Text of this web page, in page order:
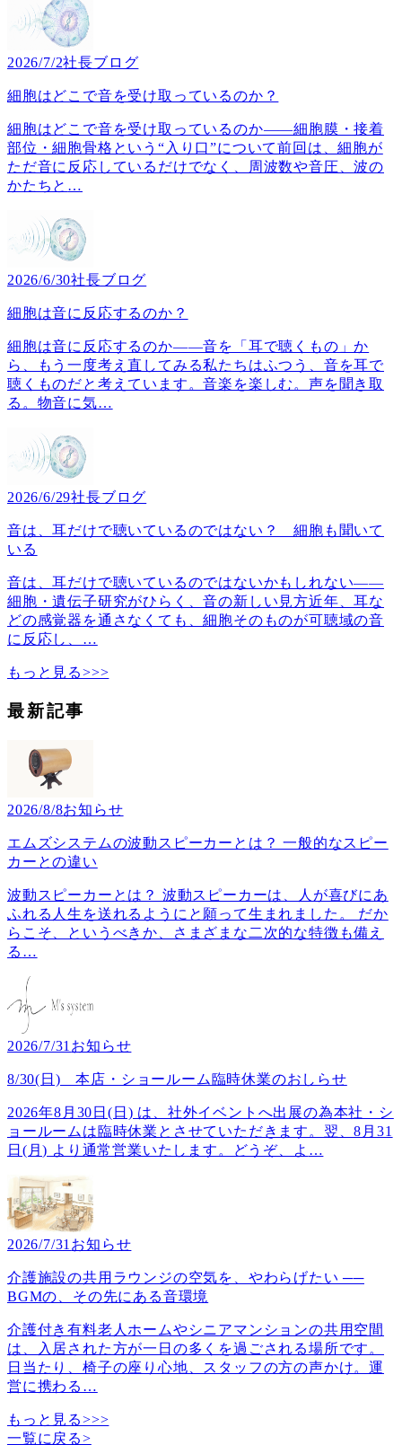
2026/7/2社長ブログ
細胞はどこで音を受け取っているのか？
細胞はどこで音を受け取っているのか――細胞膜・接着
部位・細胞骨格という“入り口”について前回は、細胞が
ただ音に反応しているだけでなく、周波数や音圧、波の
かたちと …
2026/6/30社長ブログ
細胞は音に反応するのか？
細胞は音に反応するのか――音を「耳で聴くもの」か
ら、もう一度考え直してみる私たちはふつう、音を耳で
聴くものだと考えています。音楽を楽しむ。声を聞き取
る。物音に気…
2026/6/29社長ブログ
音は、耳だけで聴いているのではない？ 細胞も聞いて
いる
音は、耳だけで聴いているのではないかもしれない――
細胞・遺伝子研究がひらく、音の新しい見方近年、耳な
どの感覚器を通さなくても、細胞そのものが可聴域の音
に反応し、 …
もっと見る>>>
最新記事
2026/8/8お知らせ
エムズシステムの波動スピーカーとは？ 一般的なスピー
カーとの違い
波動スピーカーとは？ 波動スピーカーは、人が喜びにあ
ふれる人生を送れるようにと願って生まれました。 だか
らこそ、というべきか、さまざまな二次的な特徴も備え
る …
2026/7/31 お知らせ
8/30(日) 本店・ショールーム臨時休業のおしらせ
2026年8月30日(日) は、社外イベントへ出展の為本社・シ
ョールームは臨時休業とさせていただきます。翌、8月31
日(月) より通常営業いたします。どうぞ、よ …
2026/7/31 お知らせ
介護施設の共用ラウンジの空気を、やわらげたい ──
BGMの、その先にある音環境
介護付き有料老人ホームやシニアマンションの共用空間
は、入居された方が一日の多くを過ごされる場所です。
日当たり、椅子の座り心地、スタッフの方の声かけ。運
営に携わる …
もっと見る>>>
一覧に戻る>